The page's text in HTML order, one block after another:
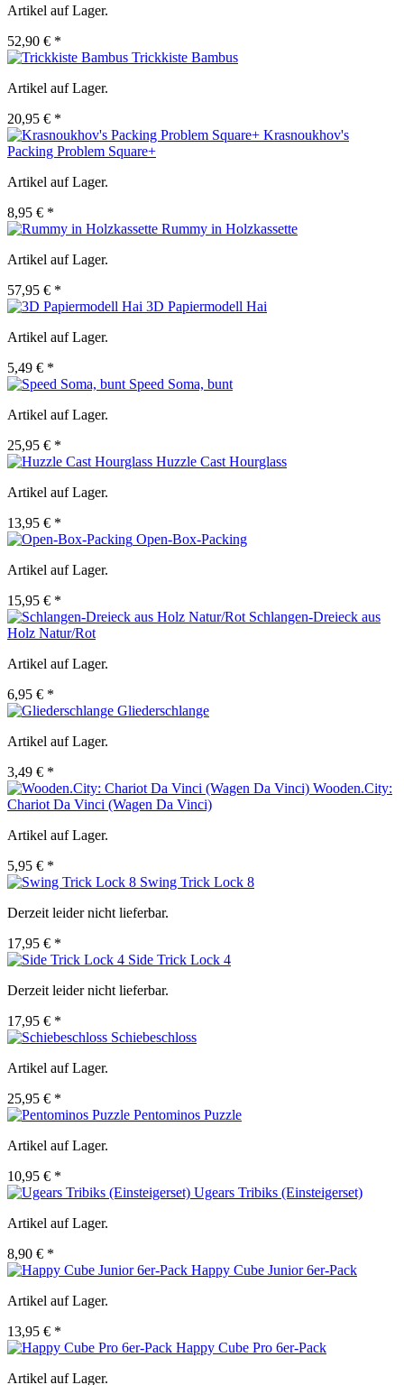
Artikel auf Lager.
52,90 € *
Trickkiste Bambus
Artikel auf Lager.
20,95 € *
Krasnoukhov's
Packing Problem Square+
Artikel auf Lager.
8,95 € *
Rummy in Holzkassette
Artikel auf Lager.
57,95 € *
3D Papiermodell Hai
Artikel auf Lager.
5,49 € *
Speed Soma, bunt
Artikel auf Lager.
25,95 € *
Huzzle Cast Hourglass
Artikel auf Lager.
13,95 € *
Open-Box-Packing
Artikel auf Lager.
15,95 € *
Schlangen-Dreieck aus
Holz Natur/Rot
Artikel auf Lager.
6,95 € *
Gliederschlange
Artikel auf Lager.
3,49 € *
Wooden.City:
Chariot Da Vinci (Wagen Da Vinci)
Artikel auf Lager.
5,95 € *
Swing Trick Lock 8
Derzeit leider nicht lieferbar.
17,95 € *
Side Trick Lock 4
Derzeit leider nicht lieferbar.
17,95 € *
Schiebeschloss
Artikel auf Lager.
25,95 € *
Pentominos Puzzle
Artikel auf Lager.
10,95 € *
Ugears Tribiks (Einsteigerset)
Artikel auf Lager.
8,90 € *
Happy Cube Junior 6er-Pack
Artikel auf Lager.
13,95 € *
Happy Cube Pro 6er-Pack
Artikel auf Lager.